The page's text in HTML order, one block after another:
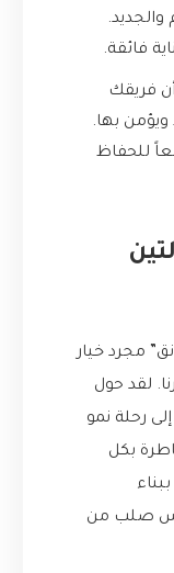
والجديد.
فائقة.
فريقك
بها.
للحفاظ
مجرد خيار
لقد حول
رحلة نمو
بكل
صلب من